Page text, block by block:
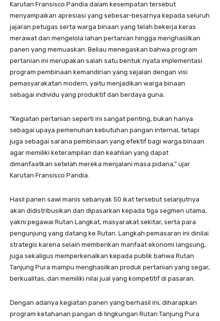
Karutan Fransisco Pandia dalam kesempatan tersebut
menyampaikan apresiasi yang sebesar-besarnya kepada seluruh
jajaran petugas serta warga binaan yang telah bekerja keras
merawat dan mengelola lahan pertanian hingga menghasilkan
panen yang memuaskan. Beliau menegaskan bahwa program
pertanian ini merupakan salah satu bentuk nyata implementasi
program pembinaan kemandirian yang sejalan dengan visi
pemasyarakatan modern, yaitu menjadikan warga binaan
sebagai individu yang produktif dan berdaya guna.
“Kegiatan pertanian seperti ini sangat penting, bukan hanya
sebagai upaya pemenuhan kebutuhan pangan internal, tetapi
juga sebagai sarana pembinaan yang efektif bagi warga binaan
agar memiliki keterampilan dan keahlian yang dapat
dimanfaatkan setelah mereka menjalani masa pidana,” ujar
Karutan Fransisco Pandia.
Hasil panen sawi manis sebanyak 50 ikat tersebut selanjutnya
akan didistribusikan dan dipasarkan kepada tiga segmen utama,
yakni pegawai Rutan Langkat, masyarakat sekitar, serta para
pengunjung yang datang ke Rutan. Langkah pemasaran ini dinilai
strategis karena selain memberikan manfaat ekonomi langsung,
juga sekaligus memperkenalkan kepada publik bahwa Rutan
Tanjung Pura mampu menghasilkan produk pertanian yang segar,
berkualitas, dan memiliki nilai jual yang kompetitif di pasaran.
Dengan adanya kegiatan panen yang berhasil ini, diharapkan
program ketahanan pangan di lingkungan Rutan Tanjung Pura